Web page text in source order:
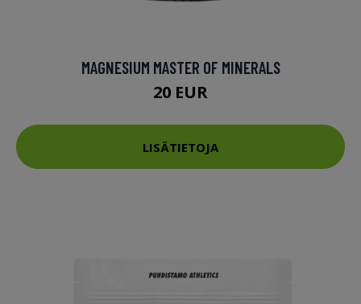
MAGNESIUM MASTER OF MINERALS
20 EUR
LISÄTIETOJA